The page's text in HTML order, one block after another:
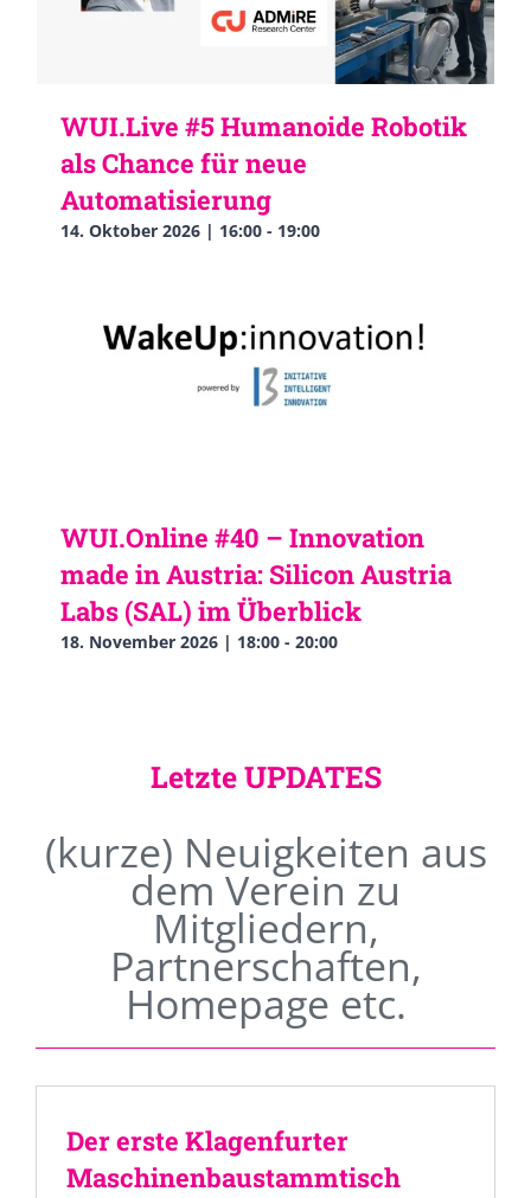
WUI.Live #5 Humanoide Robotik
als Chance für neue
Automatisierung
14. Oktober 2026 | 16:00 - 19:00
WUI.Online #40 – Innovation
made in Austria: Silicon Austria
Labs (SAL) im Überblick
18. November 2026 | 18:00 - 20:00
Letzte UPDATES
(kurze) Neuigkeiten aus
dem Verein zu
Mitgliedern,
Partnerschaften,
Homepage etc.
Der erste Klagenfurter
Maschinenbaustammtisch